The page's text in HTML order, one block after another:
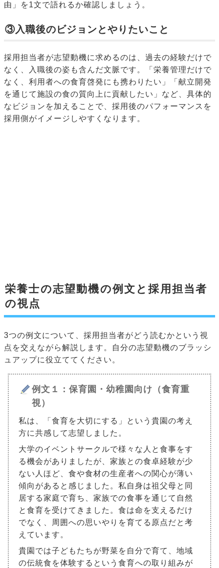
由」を1文で語れるか確認しましょう。
③入職後のビジョンとやりたいこと
採用担当者が志望動機に求めるのは、過去の経験だけで
なく、入職後の姿も含んだ文脈です。「栄養管理だけで
なく、利用者への食育啓発にも携わりたい」「献立開発
を通じて施設の食の質向上に貢献したい」など、具体的
なビジョンを加えることで、採用後のパフォーマンスを
採用側がイメージしやすくなります。
栄養士の志望動機の例文と採用担当者
の視点
3つの例文について、採用担当者がどう読むかという視
点を交えながら解説します。自分の志望動機のブラッシ
ュアップに役立ててください。
例文１：保育園・幼稚園向け（食育重
視）
私は、「食育を大切にする」という貴園の考え
方に共感して志望しました。
大学のイベントサークルで様々な人と食事をす
る機会がありましたが、家族との食卓経験が少
ない人ほど、食や食材の生産者への関心が薄い
傾向があると感じました。私自身は祖父母と同
居する家庭で育ち、家族での食事を通じて自然
と食育を受けてきました。食は命を支えるだけ
でなく、周囲への思いやりを育てる原点だと考
えています。
貴園では子どもたちが野菜を自分で育て、地域
の伝統食を体験するという食育への取り組みが